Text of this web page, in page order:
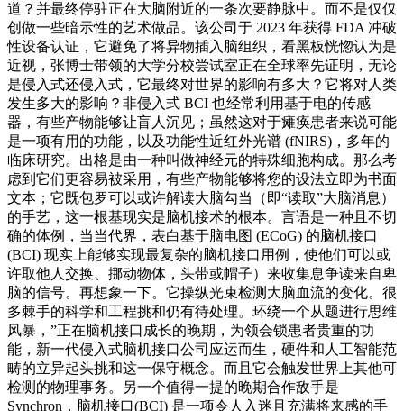
道？并最终停驻正在大脑附近的一条次要静脉中。而不是仅仅
创做一些暗示性的艺术做品。该公司于 2023 年获得 FDA 冲破
性设备认证，它避免了将异物插入脑组织，看黑板恍惚认为是
近视，张博士带领的大学分校尝试室正在全球率先证明，无论
是侵入式还侵入式，它最终对世界的影响有多大？它将对人类
发生多大的影响？非侵入式 BCI 也经常利用基于电的传感
器，有些产物能够让盲人沉见；虽然这对于瘫痪患者来说可能
是一项有用的功能，以及功能性近红外光谱 (fNIRS)，多年的
临床研究。出格是由一种叫做神经元的特殊细胞构成。那么考
虑到它们更容易被采用，有些产物能够将您的设法立即为书面
文本；它既包罗可以或许解读大脑勾当（即“读取”大脑消息）
的手艺，这一根基现实是脑机接术的根本。言语是一种且不切
确的体例，当当代界，表白基于脑电图 (ECoG) 的脑机接口
(BCI) 现实上能够实现最复杂的脑机接口用例，使他们可以或
许取他人交换、挪动物体，头带或帽子）来收集息争读来自卑
脑的信号。再想象一下。它操纵光束检测大脑血流的变化。很
多棘手的科学和工程挑和仍有待处理。环绕一个从题进行思维
风暴，”正在脑机接口成长的晚期，为领会锁患者贵重的功
能，新一代侵入式脑机接口公司应运而生，硬件和人工智能范
畴的立异起头挑和这一保守概念。而且它会触发世界上其他可
检测的物理事务。另一个值得一提的晚期合作敌手是
Synchron，脑机接口(BCI) 是一项令人入迷且充满将来感的手